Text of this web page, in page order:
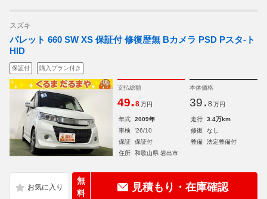
スズキ
パレット 660 SW XS 保証付 修復歴無 Bカメラ PSD Pスタ-ト
HID
保証付 購入プラン付き
支払総額
49.8 万円
本体価格
39. 8 万円
年式 2009年 走行
3.4万km
車検
'26/10 修復
なし
保証
保証付 整備
法定整備付
住所
和歌山県 岩出市
無
料
見積もり・在庫確認